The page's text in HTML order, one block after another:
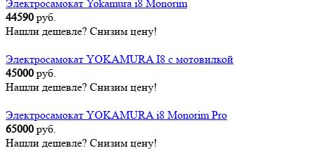
Электросамокат Yokamura i8 Monorim
44590 руб.
Нашли дешевле? Снизим цену!
Электросамокат YOKAMURA I8 с мотовилкой
45000 руб.
Нашли дешевле? Снизим цену!
Электросамокат YOKAMURA i8 Monorim Pro
65000 руб.
Нашли дешевле? Снизим цену!